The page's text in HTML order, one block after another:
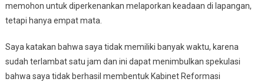
memohon untuk diperkenankan melaporkan keadaan di lapangan,
tetapi hanya empat mata.
Saya katakan bahwa saya tidak memiliki banyak waktu, karena
sudah terlambat satu jam dan ini dapat menimbulkan spekulasi
bahwa saya tidak berhasil membentuk Kabinet Reformasi